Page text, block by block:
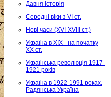
Давня історія
Середні віки з VI ст.
Нові часи (XVI-XVIII ст.)
Україна в XIX - на початку
XX ст.
Українська революція 1917-
1921 років
Україна в 1922-1991 роках.
Радянська Україна